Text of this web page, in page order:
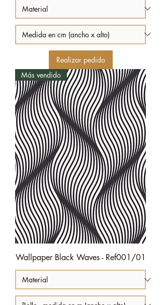
Realizar pedido
Más vendido
Wallpaper Black Waves - Ref001/01